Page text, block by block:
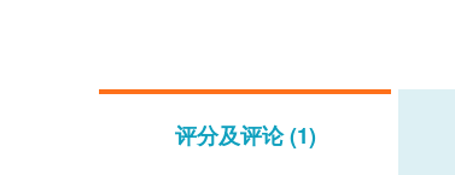
评分及评论 (1)